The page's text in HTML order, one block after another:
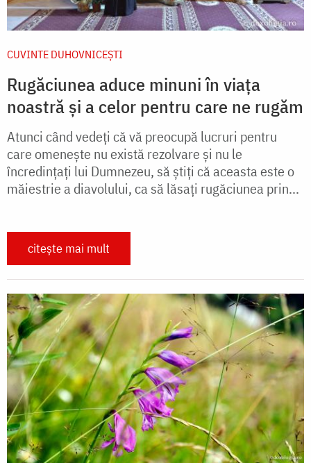
CUVINTE DUHOVNICEȘTI
Rugăciunea aduce minuni în viața
noastră și a celor pentru care ne rugăm
Atunci când vedeți că vă preocu­pă lucruri pentru
care omenește nu există rezolvare și nu le
încredințați lui Dumnezeu, să știți că aceasta este o
măiestrie a diavolului, ca să lăsați rugăciunea prin...
citește mai mult